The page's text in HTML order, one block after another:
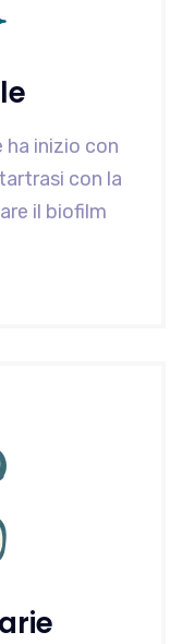
ha inizio con
con la
il biofilm